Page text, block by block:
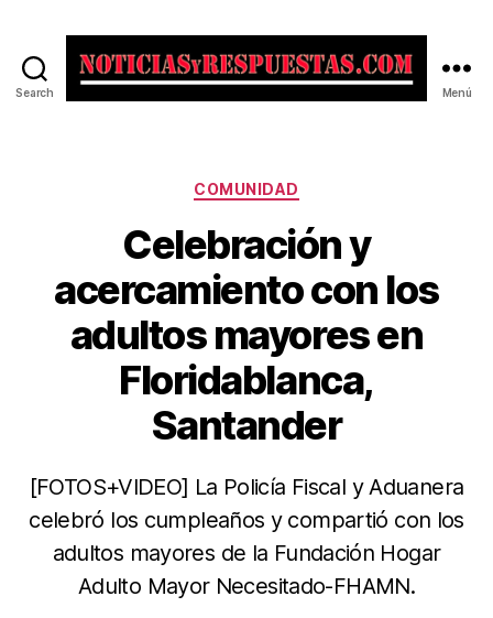
Search Menú
Categorías
COMUNIDAD
Celebración y
acercamiento con los
adultos mayores en
Floridablanca,
Santander
[FOTOS+VIDEO] La Policía Fiscal y Aduanera
celebró los cumpleaños y compartió con los
adultos mayores de la Fundación Hogar
Adulto Mayor Necesitado-FHAMN.